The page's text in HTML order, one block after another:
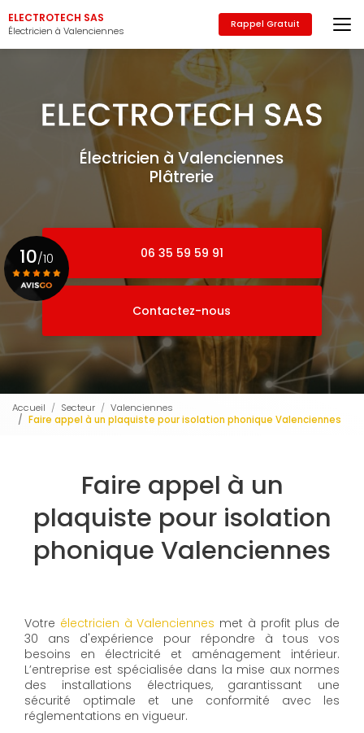
au
contenu
principal
ELECTROTECH SAS
Électricien à Valenciennes
Rappel Gratuit
Électricien à Valenciennes
Plâtrerie
06 35 59 59 91
Contactez-nous
10/10
Accueil Secteur
Valenciennes
Faire appel à un plaquiste pour isolation phonique Valenciennes
Faire appel à un
plaquiste pour isolation
phonique Valenciennes
Votre électricien à Valenciennes met à profit plus de
30 ans d'expérience pour répondre à tous vos
besoins en électricité et aménagement intérieur.
L’entreprise est spécialisée dans la mise aux normes
des installations électriques, garantissant une
sécurité optimale et une conformité avec les
réglementations en vigueur.